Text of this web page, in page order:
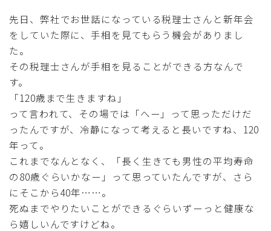
公式ページ
先日、弊社でお世話になっている税理士さんと新年会
をしていた際に、手相を見てもらう機会がありまし
た。
その税理士さんが手相を見ることができる方なんで
す。
「120歳まで生きますね」
って言われて、その場では「へー」って思っただけだ
ったんですが、冷静になって考えると長いですね、120
年って。
これまでなんとなく、「長く生きても男性の平均寿命
の80歳ぐらいかなー」って思っていたんですが、さら
にそこから40年……。
死ぬまでやりたいことができるぐらいずーっと健康な
ら嬉しいんですけどね。